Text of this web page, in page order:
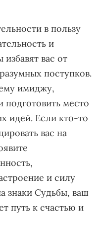
в пользу
и
вас от
поступков.
имиджу,
место
идей. Если кто-то
вас на
и силу
знаки Судьбы, ваш
путь к счастью и